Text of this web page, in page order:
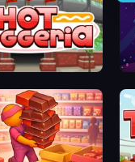
Papa's Hot Doggeria